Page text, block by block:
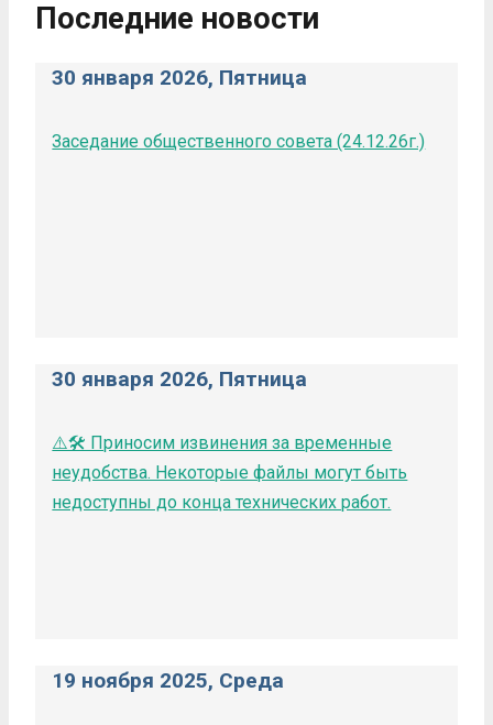
Последние новости
30 января 2026, Пятница
Заседание общественного совета (24.12.26г.)
30 января 2026, Пятница
⚠️🛠️ Приносим извинения за временные
неудобства. Некоторые файлы могут быть
недоступны до конца технических работ.
19 ноября 2025, Среда